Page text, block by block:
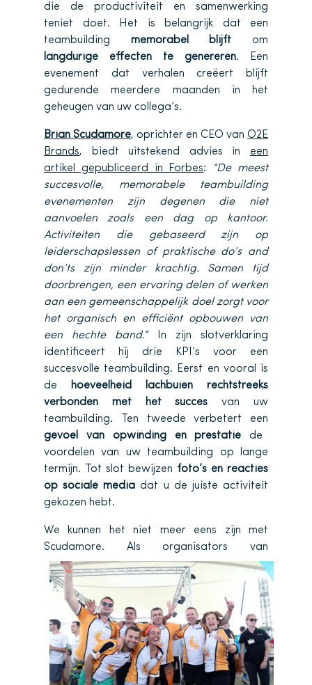
die de productiviteit en samenwerking
teniet doet. Het is belangrijk dat een
teambuilding memorabel blijft om
langdurige effecten te genereren. Een
evenement dat verhalen creëert blijft
gedurende meerdere maanden in het
geheugen van uw collega’s.
Brian Scudamore, oprichter en CEO van O2E
Brands, biedt uitstekend advies in een
artikel gepubliceerd in Forbes:
“De meest
succesvolle, memorabele teambuilding
evenementen zijn degenen die niet
aanvoelen zoals een dag op kantoor.
Activiteiten die gebaseerd zijn op
leiderschapslessen of praktische do’s and
don’ts zijn minder krachtig. Samen tijd
doorbrengen, een ervaring delen of werken
aan een gemeenschappelijk doel zorgt voor
het organisch en efficiënt opbouwen van
een hechte band.”In zijn slotverklaring
identificeert hij drie KPI’s voor een
succesvolle teambuilding. Eerst en vooral is
de
hoeveelheid lachbuien rechtstreeks
verbonden met het succes van uw
teambuilding. Ten tweede verbetert een
gevoel van opwinding en prestatie de
voordelen van uw teambuilding op lange
termijn. Tot slot bewijzen foto’s en reacties
op sociale media dat u de juiste activiteit
gekozen hebt.
We kunnen het niet meer eens zijn met
Scudamore. Als organisators van